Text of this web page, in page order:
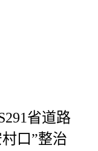
省道路
口”整治